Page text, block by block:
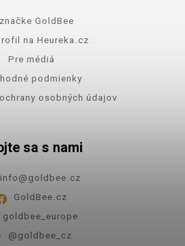
GoldBee
na Heureka.cz
Pre médiá
podmienky
osobných údajov
sa s nami
info@goldbee.cz
GoldBee.cz
goldbee_europe
@goldbee_cz